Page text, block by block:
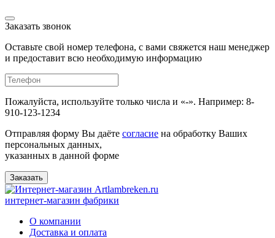
Заказать звонок
Оставьте свой номер телефона, с вами свяжется наш менеджер
и предоставит всю необходимую информацию
Пожалуйста, используйте только числа и «-». Например: 8-
910-123-1234
Отправляя форму Вы даёте согласие на обработку Ваших
персональных данных,
указанных в данной форме
Заказать
интернет-магазин фабрики
О компании
Доставка и оплата